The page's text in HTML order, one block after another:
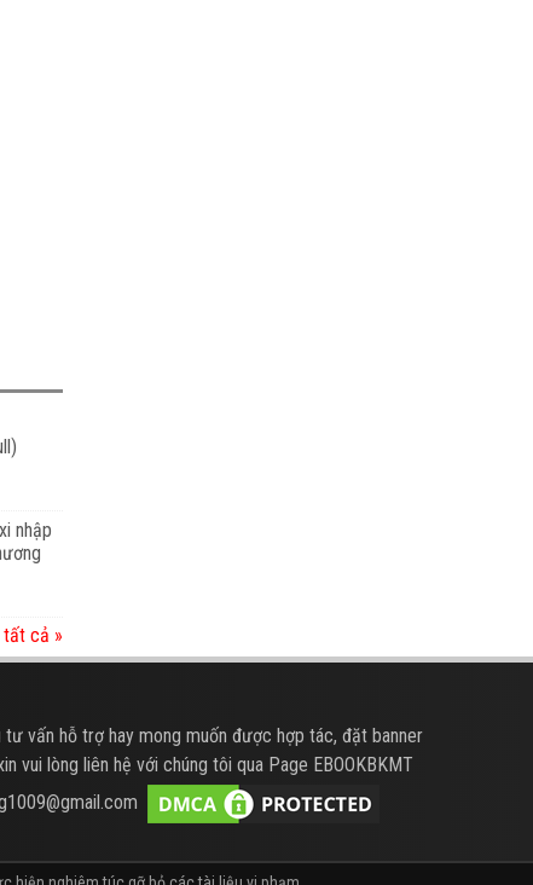
nhập
tất cả »
vấn hỗ trợ hay mong muốn được hợp tác, đặt banner
vui lòng liên hệ với chúng tôi qua Page EBOOKBKMT